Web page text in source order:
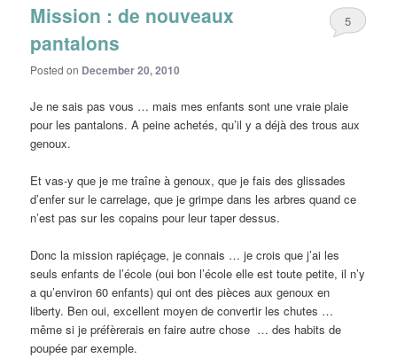
Mission : de nouveaux
pantalons
Posted on December 20, 2010
5
Je ne sais pas vous … mais mes enfants sont une vraie plaie
pour les pantalons. A peine achetés, qu’il y a déjà des trous aux
genoux.
Et vas-y que je me traîne à genoux, que je fais des glissades
d’enfer sur le carrelage, que je grimpe dans les arbres quand ce
n’est pas sur les copains pour leur taper dessus.
Donc la mission rapiéçage, je connais … je crois que j’ai les
seuls enfants de l’école (oui bon l’école elle est toute petite, il n’y
a qu’environ 60 enfants) qui ont des pièces aux genoux en
liberty. Ben oui, excellent moyen de convertir les chutes …
même si je préfèrerais en faire autre chose … des habits de
poupée par exemple.